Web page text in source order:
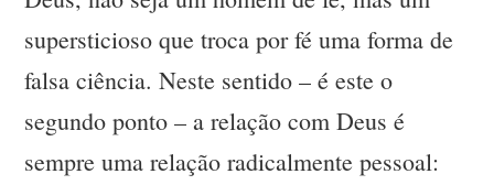
supersticioso que troca por fé uma forma de
falsa ciência. Neste sentido – é este o
segundo ponto – a relação com Deus é
sempre uma relação radicalmente pessoal: